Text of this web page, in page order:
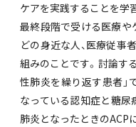
ケアを実践することを学
最終段階で受ける医療や
どの身近な人、医療従事
組みのことです。討論す
性肺炎を繰り返す患者」
なっている認知症と糖尿
肺炎となったときのACP